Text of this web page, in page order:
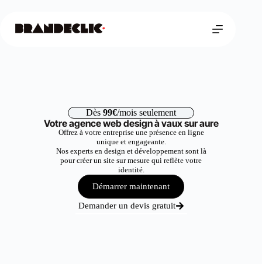
Dès 99€/mois seulement
Votre agence web design à vaux sur aure
Offrez à votre entreprise une présence en ligne
unique et engageante.
Nos experts en design et développement sont là
pour créer un site sur mesure qui reflète votre
identité.
Démarrer maintenant
Demander un devis gratuit